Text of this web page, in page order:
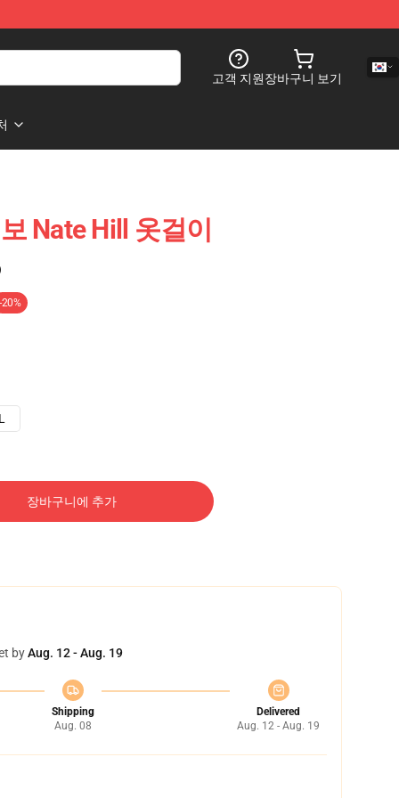
고객 지원장바구니 보기
Nate Hill 옷걸이
-20%
장바구니에 추가
byAug. 12 - Aug. 19
Shipping
Aug. 08
Delivered
Aug. 12 - Aug. 19